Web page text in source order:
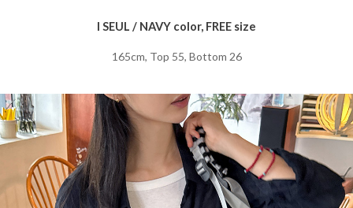
I SEUL / NAVY color, FREE size
165cm, Top 55, Bottom 26